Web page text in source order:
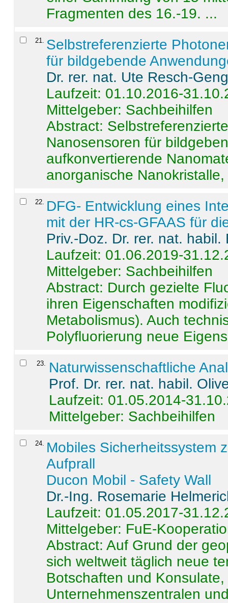
Fragmenten des 16.-19. ...
21
Selbstreferenzierte
für bildgebende
Dr. rer. nat. Ute Resch-
Laufzeit: 01.10.2016-
Mittelgeber: Sachbeihilfen
Abstract:
Nanosensoren für
aufkonvertierende
anorganische
22
DFG- Entwicklung eines
mit der HR-cs-GFAAS für
Priv.-Doz. Dr. rer. nat.
Laufzeit: 01.06.2019-
Mittelgeber: Sachbeihilfen
Abstract: Durch gezielte
ihren Eigenschaften
Metabolismus). Auch
Polyfluorierung neue
23. Naturwissenschaftliche
Prof. Dr. rer. nat. habil.
Laufzeit: 01.05.2014-
Mittelgeber: Sachbeihilfen
24. Mobiles Sicherheitssystem
Aufprall
Ducon Mobil - Safety Wall
Dr.-Ing. Rosemarie
Laufzeit: 01.05.2017-
Mittelgeber: FuE-
Abstract:Auf Grund der
sich weltweit täglich neue
Botschaften und
Unternehmenszentralen